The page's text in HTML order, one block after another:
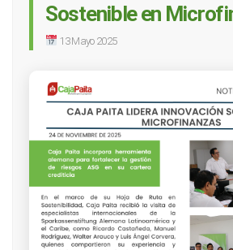
Sostenible en
13 Mayo 2025